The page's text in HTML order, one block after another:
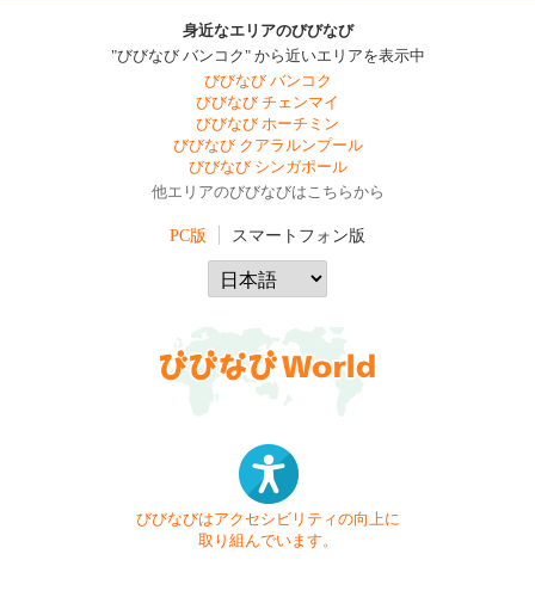
身近なエリアのびびなび
"びびなび バンコク" から近いエリアを表示中
びびなび バンコク
びびなび チェンマイ
びびなび ホーチミン
びびなび クアラルンプール
びびなび シンガポール
他エリアのびびなびはこちらから
PC版 スマートフォン版
びびなびはアクセシビリティの向上に
取り組んでいます。